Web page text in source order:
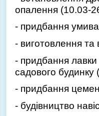
опалення (10.03-
- придбання
- виготовлення та
- придбання лавки
садового будинку
- придбання
- будівництво